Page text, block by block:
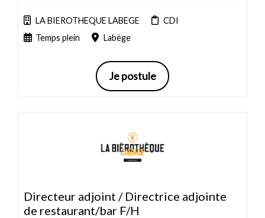
LA BIEROTHEQUE LABEGE
CDI
Temps plein
Labège
Je postule
Directeur adjoint / Directrice adjointe
de restaurant/bar F/H